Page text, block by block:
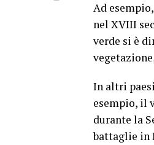
Ad
nel XVIII
verde si è
In altri
esempio, il
durante la
battaglie in